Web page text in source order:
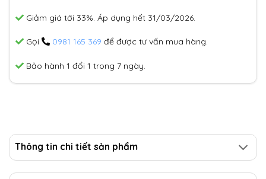
Giảm giá tới 33%. Áp dụng hết 31/03/2026.
Gọi 0981 165 369 để được tư vấn mua hàng.
Bảo hành 1 đổi 1 trong 7 ngày.
Thông tin chi tiết sản phẩm